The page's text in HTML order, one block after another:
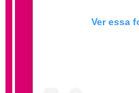
Ver essa